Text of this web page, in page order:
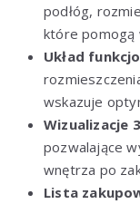
podłóg,
które pomogą
Układ
wskazuje
Wizualizacje
pozwalające
wnętrza po
Lista